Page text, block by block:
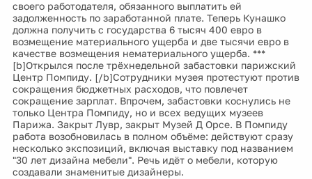
своего работодателя, обязанного выплатить ей
задолженность по заработанной плате. Теперь Кунашко
должна получить с государства 6 тысяч 400 евро в
возмещение материального ущерба и две тысячи евро в
качестве возмещения нематериального ущерба. ***
[b]Открылся после трёхнедельной забастовки парижский
Центр Помпиду. [/b]Сотрудники музея протестуют против
сокращения бюджетных расходов, что повлечет
сокращение зарплат. Впрочем, забастовки коснулись не
только Центра Помпиду, но и всех ведущих музеев
Парижа. Закрыт Лувр, закрыт Музей Д Орсе. В Помпиду
работа возобновилась в полном объёме: действуют сразу
несколько экспозиций, включая выставку под названием
"30 лет дизайна мебели". Речь идёт о мебели, которую
создавали знаменитые дизайнеры.